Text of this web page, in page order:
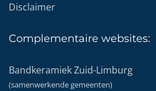
Disclaimer
Complementaire websites:
Bandkeramiek Zuid-Limburg
(samenwerkende gemeenten)